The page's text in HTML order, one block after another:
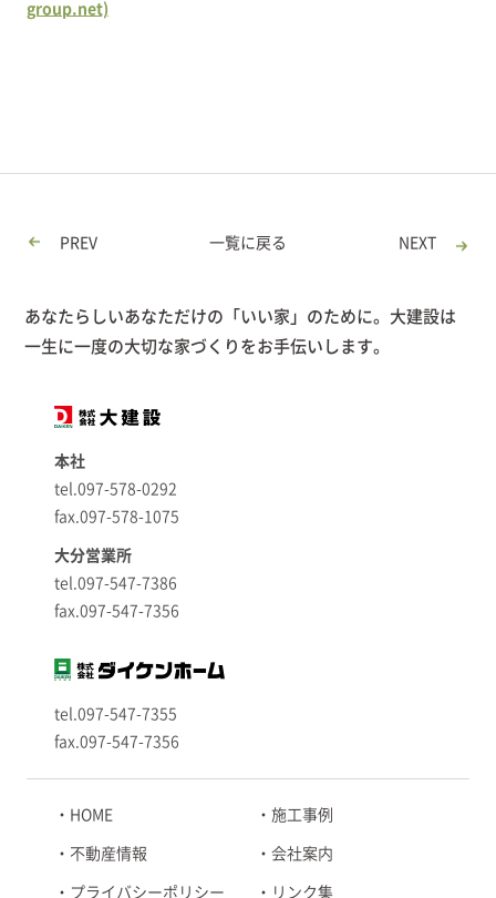
group.net)
PREV 一覧に戻る NEXT
あなたらしいあなただけの「いい家」のために。大建設は
一生に一度の大切な家づくりをお手伝いします。
本社
tel.097-578-0292
fax.097-578-1075
大分営業所
tel.097-547-7386
fax.097-547-7356
tel.097-547-7355
fax.097-547-7356
HOME 施工事例
不動産情報 会社案内
プライバシーポリシー リンク集